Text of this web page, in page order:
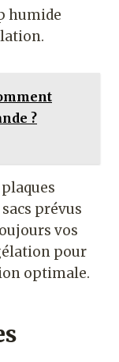
humide
?
prévus
vos
pour
optimale.